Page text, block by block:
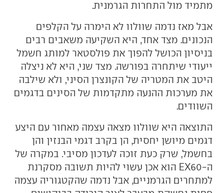
מתמיד מול התחרות הגרמנית.
אבל מאז נדמה שוולוו לא הימרה על הקלפים
הנכונים. מצד אחד, היא השקיעה משאבים רבים
בניסיון הכושל להפוך את פולסטאר למותג חשמל
ייעודי שיתחרה בפורשה. מצד שני, היא לא ניצלה
היטב את המטריה של הקונצרן הסיני, ולא שילבה
את מערכות ההנעה מתקדמות של הסינים בדגמים
השוודים.
התוצאה היא שוולוו מצאה עצמה מאחור עם היצע
דגמים מיושן יחסית, הן בקרב דגמי הבנזין והן
בחשמל, שרק כעת זוכה לעדכון מסיבי. במקרה של
ה-EX60 הוא אכן עשוי להיות תשובה מסקרנת
למתחרים הגרמניים, אבל נדמה שהקטגוריה עצמה